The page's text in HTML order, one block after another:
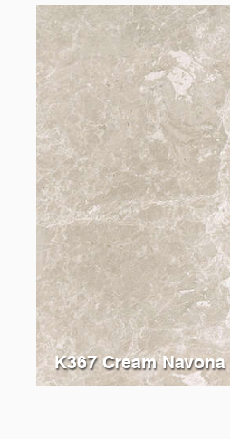
K212Beige Royal
K367 Cream Navona